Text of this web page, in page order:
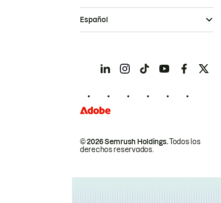
© 2026 Semrush Holdings.Todos los
derechos reservados.
Español